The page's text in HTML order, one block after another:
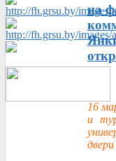
на
16
и